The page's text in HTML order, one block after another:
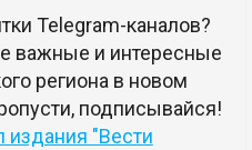
Telegram-каналов?
важные и интересные
региона в новом
подписывайся!
издания "Вести